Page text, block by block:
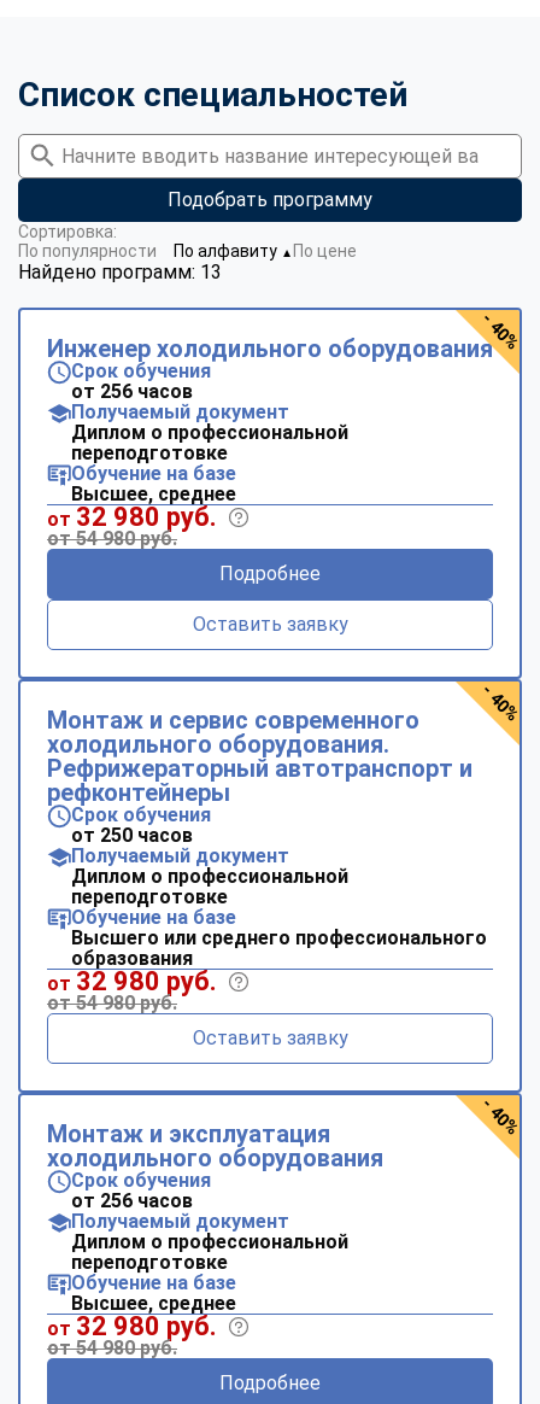
Список специальностей
Подобрать программу
Найдено программ: 13
Сортировка:
По популярности
По алфавиту ▼ По цене
Инженер холодильного оборудования
Срок обучения
от 256 часов
Получаемый документ
Диплом о профессиональной
переподготовке
Обучение на базе
Высшее, среднее
от 32 980 руб.
от 54 980 руб.
Подробнее
Оставить заявку
- 40%
Монтаж и сервис современного
холодильного оборудования.
Рефрижераторный автотранспорт и
рефконтейнеры
Срок обучения
от 250 часов
Получаемый документ
Диплом о профессиональной
переподготовке
Обучение на базе
Высшего или среднего профессионального
образования
от 32 980 руб.
от 54 980 руб.
Оставить заявку
- 40%
Монтаж и эксплуатация
холодильного оборудования
Срок обучения
от 256 часов
Получаемый документ
Диплом о профессиональной
переподготовке
Обучение на базе
Высшее, среднее
от 32 980 руб.
от 54 980 руб.
Подробнее
- 40%